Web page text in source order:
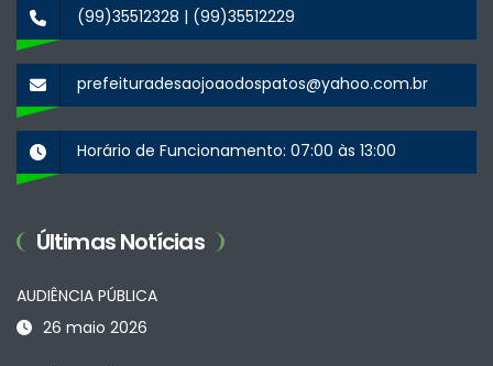
(99)35512328 | (99)35512229
prefeituradesaojoaodospatos@yahoo.com.br
Horário de Funcionamento: 07:00 às 13:00
Últimas Notícias
AUDIÊNCIA PÚBLICA
26 maio 2026